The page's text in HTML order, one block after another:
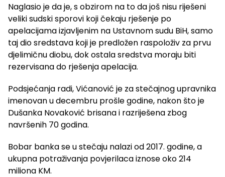
Naglasio je da je, s obzirom na to da još nisu riješeni
veliki sudski sporovi koji čekaju rješenje po
apelacijama izjavljenim na Ustavnom sudu BiH, samo
taj dio sredstava koji je predložen raspoloživ za prvu
djelimičnu diobu, dok ostala sredstva moraju biti
rezervisana do rješenja apelacija.
Podsjećanja radi, Vićanović je za stečajnog upravnika
imenovan u decembru prošle godine, nakon što je
Dušanka Novaković brisana i razriješena zbog
navršenih 70 godina.
Bobar banka se u stečaju nalazi od 2017. godine, a
ukupna potraživanja povjerilaca iznose oko 214
miliona KM.